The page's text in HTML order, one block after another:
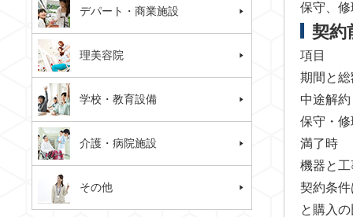
保守、
契約
項目
期間と総
中途解約
保守・修
満了時
機器と工
契約条
と購入
デパート・商業施設
理美容院
学校・教育設備
介護・病院施設
その他